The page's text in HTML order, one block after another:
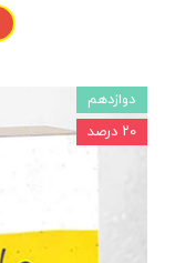
دوازدهم
۲۰ درصد